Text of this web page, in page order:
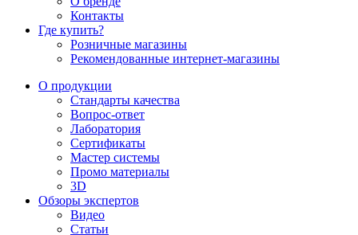
Контакты
Где купить?
Розничные магазины
Рекомендованные интернет-магазины
О продукции
Стандарты качества
Вопрос-ответ
Лаборатория
Сертификаты
Мастер системы
Промо материалы
3D
Обзоры экспертов
Видео
Статьи